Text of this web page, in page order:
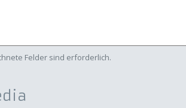
Felder sind erforderlich.